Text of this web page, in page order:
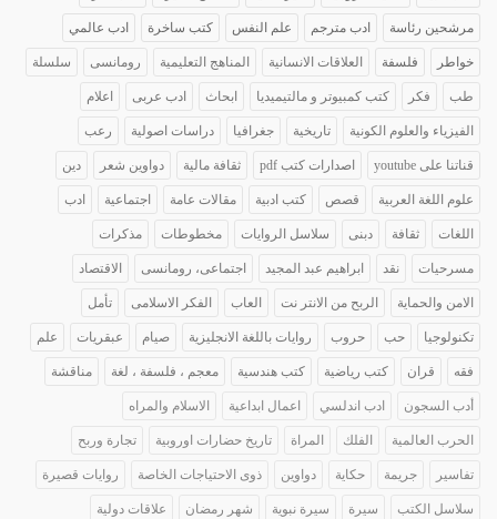
مرشحين رئاسة ادب مترجم علم النفس كتب ساخرة ادب عالمي
خواطر فلسفة العلاقات الانسانية المناهج التعليمية رومانسى سلسلة
طب فكر كتب كمبيوتر و مالتيميديا ابحاث ادب عربى اعلام
الفيزياء والعلوم الكونية تاريخية جغرافيا دراسات اصولية رعب
قناتنا على youtube اصدارات كتب pdf ثقافة مالية دواوين شعر دين
علوم اللغة العربية قصص كتب ادبية مقالات عامة اجتماعية ادب
اللغات ثقافة دبنى سلاسل الروايات مخطوطات مذكرات
مسرحيات نقد ابراهيم عبد المجيد اجتماعى، رومانسى الاقتصاد
الامن والحماية الربح من الانتر نت العاب الفكر الاسلامى تأمل
تكنولوجيا حب حروب روايات باللغة الانجليزية صيام عبقريات علم
فقه قران كتب رياضية كتب هندسية معجم ، فلسفة ، لغة مناقشة
أدب السجون ادب اندلسي اعمال ابداعية الاسلام والمراه
الحرب العالمية الفلك المراة تاريخ حضارات اوروبية تجارة وربح
تفاسير جريمة حكاية دواوين ذوى الاحتياجات الخاصة روايات قصيرة
سلاسل الكتب سيرة سيرة نبوية شهر رمضان علاقات دولية